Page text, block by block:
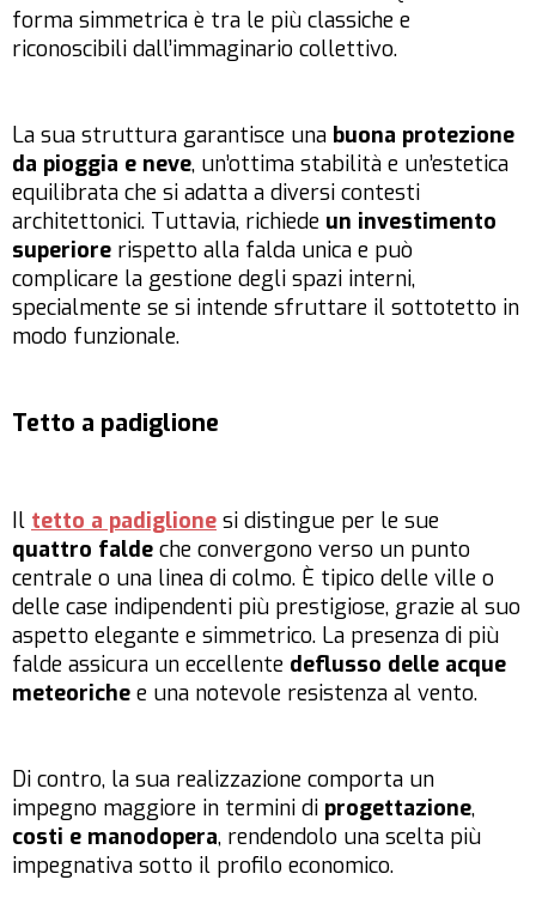
forma simmetrica è tra le più classiche e
riconoscibili dall’immaginario collettivo.
La sua struttura garantisce una buona protezione
da pioggia e neve, un’ottima stabilità e un’estetica
equilibrata che si adatta a diversi contesti
architettonici. Tuttavia, richiede un investimento
superiore rispetto alla falda unica e può
complicare la gestione degli spazi interni,
specialmente se si intende sfruttare il sottotetto in
modo funzionale.
Tetto a padiglione
Il tetto a padiglione si distingue per le sue
quattro falde che convergono verso un punto
centrale o una linea di colmo. È tipico delle ville o
delle case indipendenti più prestigiose, grazie al suo
aspetto elegante e simmetrico. La presenza di più
falde assicura un eccellente deflusso delle acque
meteoriche e una notevole resistenza al vento.
Di contro, la sua realizzazione comporta un
impegno maggiore in termini di progettazione,
costi e manodopera, rendendolo una scelta più
impegnativa sotto il profilo economico.